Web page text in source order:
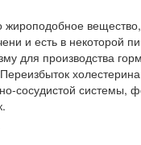
и есть в некоторой
для производства
сосудистой системы,